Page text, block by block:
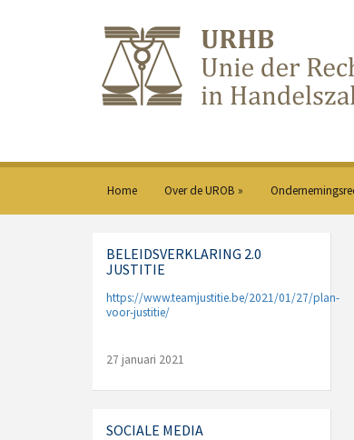
Home Over de UROB »
BELEIDSVERKLARING 2.0
JUSTITIE
https://www.teamjustitie.be/2021/01/27/plan-
voor-justitie/
27 januari 2021
SOCIALE MEDIA